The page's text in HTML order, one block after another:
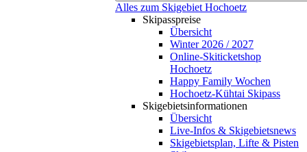
Alles zum Skigebiet Hochoetz
Skipasspreise
Übersicht
Winter 2026 / 2027
Online-Skiticketshop
Hochoetz
Happy Family Wochen
Hochoetz-Kühtai Skipass
Skigebietsinformationen
Übersicht
Live-Infos & Skigebietsnews
Skigebietsplan, Lifte & Pisten